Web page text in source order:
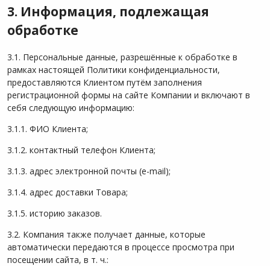
3. Информация, подлежащая
обработке
3.1. Персональные данные, разрешённые к обработке в
рамках настоящей Политики конфиденциальности,
предоставляются Клиентом путём заполнения
регистрационной формы на сайте Компании и включают в
себя следующую информацию:
3.1.1. ФИО Клиента;
3.1.2. контактный телефон Клиента;
3.1.3. адрес электронной почты (e-mail);
3.1.4. адрес доставки Товара;
3.1.5. историю заказов.
3.2. Компания также получает данные, которые
автоматически передаются в процессе просмотра при
посещении сайта, в т. ч.: